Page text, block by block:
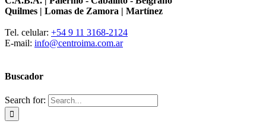
Quilmes | Lomas de Zamora | Martínez
Tel. celular: +54 9 11 3168-2124
E-mail: info@centroima.com.ar
Buscador
Search for: